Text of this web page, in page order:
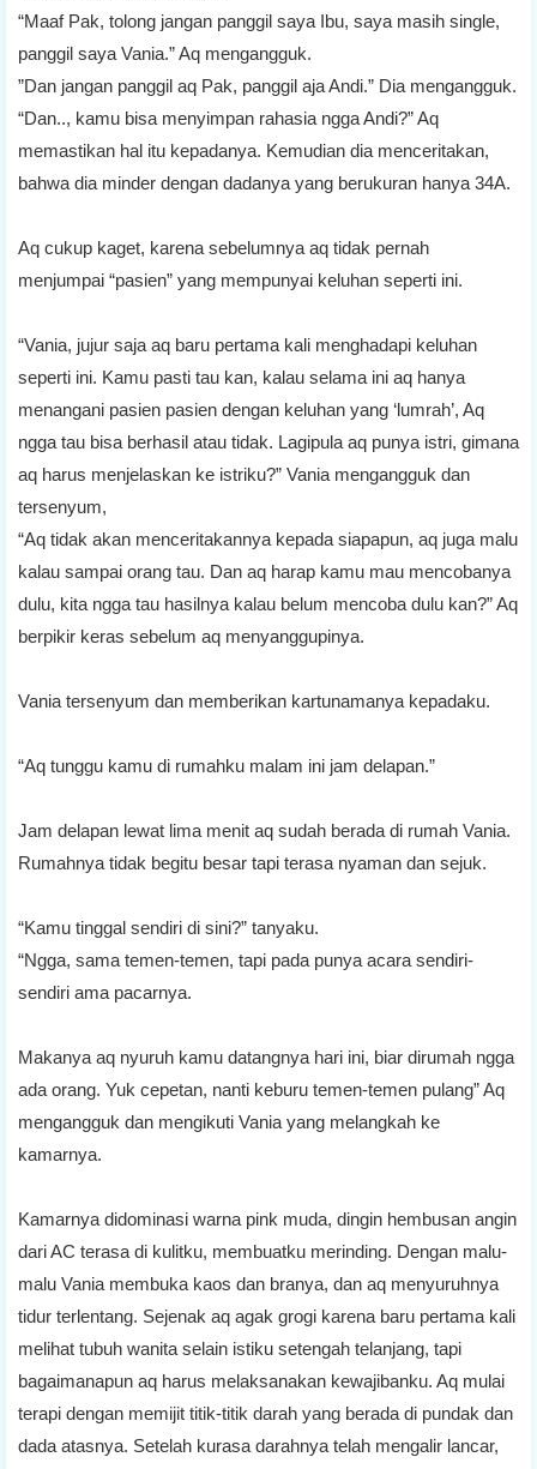
“Maaf Pak, tolong jangan panggil saya Ibu, saya masih single,
panggil saya Vania.” Aq mengangguk.
”Dan jangan panggil aq Pak, panggil aja Andi.” Dia mengangguk.
“Dan.., kamu bisa menyimpan rahasia ngga Andi?” Aq
memastikan hal itu kepadanya. Kemudian dia menceritakan,
bahwa dia minder dengan dadanya yang berukuran hanya 34A.
Aq cukup kaget, karena sebelumnya aq tidak pernah
menjumpai “pasien” yang mempunyai keluhan seperti ini.
“Vania, jujur saja aq baru pertama kali menghadapi keluhan
seperti ini. Kamu pasti tau kan, kalau selama ini aq hanya
menangani pasien pasien dengan keluhan yang ‘lumrah’, Aq
ngga tau bisa berhasil atau tidak. Lagipula aq punya istri, gimana
aq harus menjelaskan ke istriku?” Vania mengangguk dan
tersenyum,
“Aq tidak akan menceritakannya kepada siapapun, aq juga malu
kalau sampai orang tau. Dan aq harap kamu mau mencobanya
dulu, kita ngga tau hasilnya kalau belum mencoba dulu kan?” Aq
berpikir keras sebelum aq menyanggupinya.
Vania tersenyum dan memberikan kartunamanya kepadaku.
“Aq tunggu kamu di rumahku malam ini jam delapan.”
Jam delapan lewat lima menit aq sudah berada di rumah Vania.
Rumahnya tidak begitu besar tapi terasa nyaman dan sejuk.
“Kamu tinggal sendiri di sini?” tanyaku.
“Ngga, sama temen-temen, tapi pada punya acara sendiri-
sendiri ama pacarnya.
Makanya aq nyuruh kamu datangnya hari ini, biar dirumah ngga
ada orang. Yuk cepetan, nanti keburu temen-temen pulang” Aq
mengangguk dan mengikuti Vania yang melangkah ke
kamarnya.
Kamarnya didominasi warna pink muda, dingin hembusan angin
dari AC terasa di kulitku, membuatku merinding. Dengan malu-
malu Vania membuka kaos dan branya, dan aq menyuruhnya
tidur terlentang. Sejenak aq agak grogi karena baru pertama kali
melihat tubuh wanita selain istiku setengah telanjang, tapi
bagaimanapun aq harus melaksanakan kewajibanku. Aq mulai
terapi dengan memijit titik-titik darah yang berada di pundak dan
dada atasnya. Setelah kurasa darahnya telah mengalir lancar,